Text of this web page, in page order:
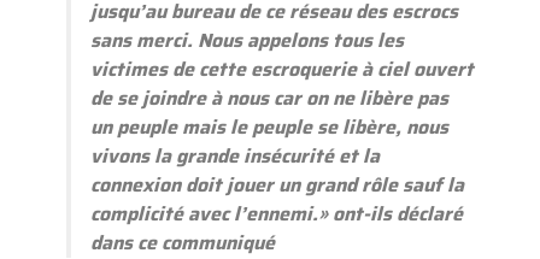
jusqu’au bureau de ce réseau des escrocs
sans merci. Nous appelons tous les
victimes de cette escroquerie à ciel ouvert
de se joindre à nous car on ne libère pas
un peuple mais le peuple se libère, nous
vivons la grande insécurité et la
connexion doit jouer un grand rôle sauf la
complicité avec l’ennemi.» ont-ils déclaré
dans ce communiqué